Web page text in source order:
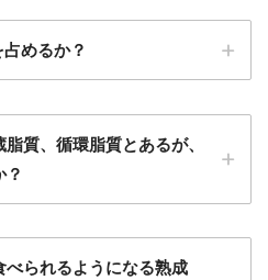
めるか？
質、循環脂質とあるが、
？
られるようになる熟成